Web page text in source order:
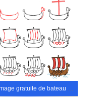
Image gratuite de bateau viking